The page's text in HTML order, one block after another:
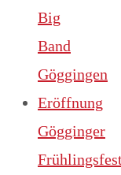
Big
Band
Göggingen
Eröffnung
Gögginger
Frühlingsfest